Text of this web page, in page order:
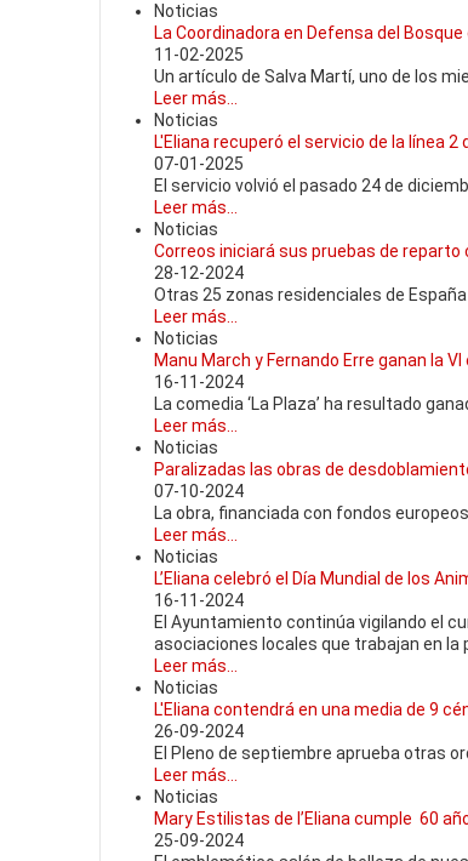
Noticias
La Coordinadora en Defensa del
11-02-2025
Un artículo de Salva Martí, uno de los
Leer más...
Noticias
L'Eliana recuperó el servicio de la línea
07-01-2025
El servicio volvió el pasado 24 de
Leer más...
Noticias
Correos iniciará sus pruebas de reparto
28-12-2024
Otras 25 zonas residenciales de
Leer más...
Noticias
Manu March y Fernando Erre ganan la
16-11-2024
La comedia ‘La Plaza’ ha resultado
Leer más...
Noticias
Paralizadas las obras de
07-10-2024
La obra, financiada con fondos
Leer más...
Noticias
L’Eliana celebró el Día Mundial de los
16-11-2024
El Ayuntamiento continúa vigilando el
asociaciones locales que trabajan en la
Leer más...
Noticias
L'Eliana contendrá en una media de 9
26-09-2024
El Pleno de septiembre aprueba otras
Leer más...
Noticias
Mary Estilistas de l’Eliana cumple 60
25-09-2024